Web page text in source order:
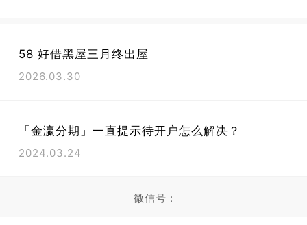
58 好借黑屋三月终出屋
2026.03.30
「金瀛分期」一直提示待开户怎么解决？
2024.03.24
微信号 :